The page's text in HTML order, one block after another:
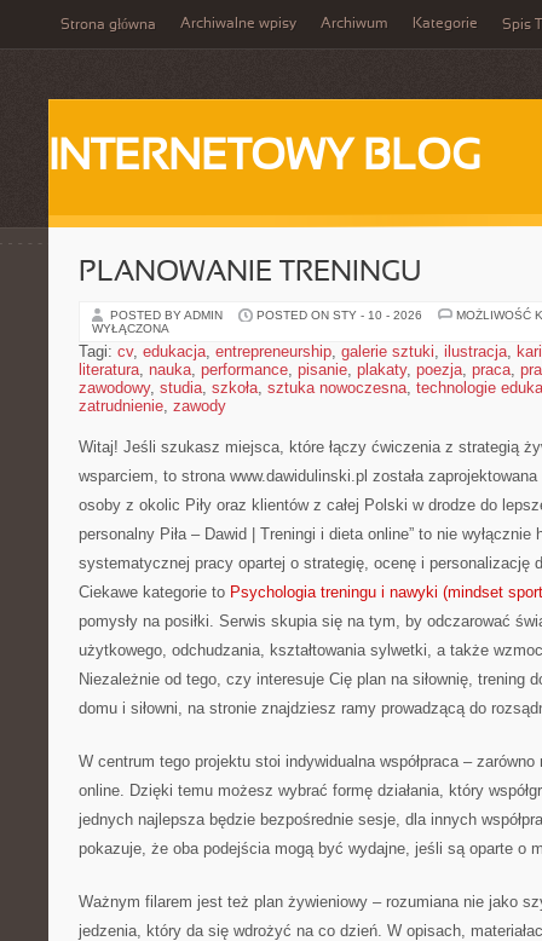
Strona główna Archiwalne wpisy Archiwum Kategorie Spis
INTERNETOWY BLOG
PLANOWANIE TRENINGU
POSTED BY ADMIN POSTED ON STY - 10 - 2026
MOŻLIWOŚĆ
WYŁĄCZONA
Tagi: cv, edukacja, entrepreneurship, galerie sztuki, ilustracja,
literatura, nauka, performance, pisanie, plakaty, poezja, praca,
zawodowy, studia, szkoła, sztuka nowoczesna, technologie
zatrudnienie, zawody
Witaj! Jeśli szukasz miejsca, które łączy ćwiczenia z strategią
wsparciem, to strona www.dawidulinski.pl została
osoby z okolic Piły oraz klientów z całej Polski w drodze do
personalny Piła – Dawid | Treningi i dieta online” to nie wyłącznie
systematycznej pracy opartej o strategię, ocenę i personalizację
Ciekawe kategorie to Psychologia treningu i nawyki (mindset
pomysły na posiłki. Serwis skupia się na tym, by odczarować
użytkowego, odchudzania, kształtowania sylwetki, a także
Niezależnie od tego, czy interesuje Cię plan na siłownię, trening
domu i siłowni, na stronie znajdziesz ramy prowadzącą do
W centrum tego projektu stoi indywidualna współpraca –
online. Dzięki temu możesz wybrać formę działania, który
jednych najlepsza będzie bezpośrednie sesje, dla innych
pokazuje, że oba podejścia mogą być wydajne, jeśli są oparte o
Ważnym filarem jest też plan żywieniowy – rozumiana nie jako
jedzenia, który da się wdrożyć na co dzień. W opisach,